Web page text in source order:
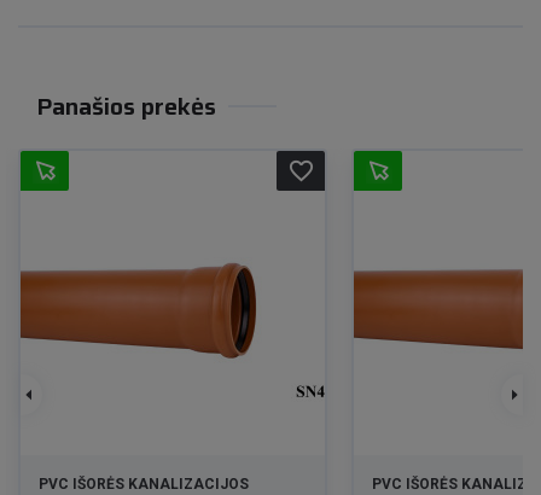
Panašios prekės
PVC IŠORĖS KANALIZACIJOS
favorite_border
PVC IŠORĖS